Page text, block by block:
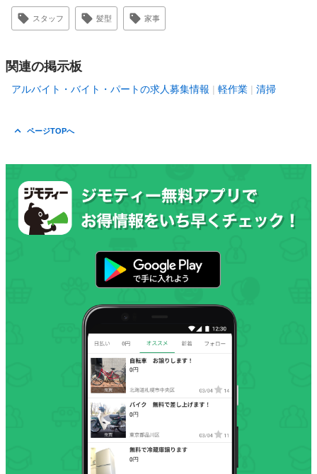
スタッフ 髪型 家事
関連の掲示板
アルバイト・バイト・パートの求人募集情報 軽作業 清掃
ページTOPへ